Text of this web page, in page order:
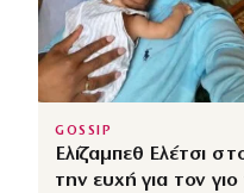
GOSSIP
Ελίζαμπεθ Ελέτσι
την ευχή για τον